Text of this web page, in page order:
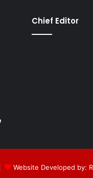
Chief Editor
Website Developed by: